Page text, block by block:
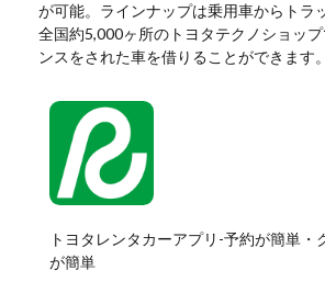
が可能。ラインナップは乗用車からトラ
全国約5,000ヶ所のトヨタテクノショッ
ンスをされた車を借りることができます。
トヨタレンタカーアプリ-予約が簡単・
が簡単